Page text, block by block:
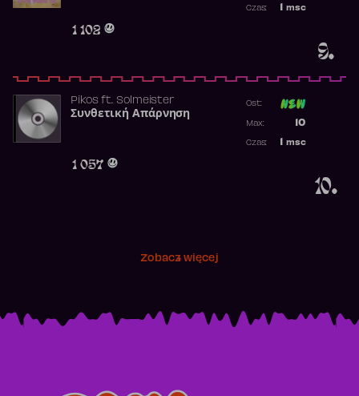
9.
1 102
msc
Czas:
10.
Pikosft. Solmeister
Συνθετική Απάρνηση
1 057
Ost:
10
Max:
msc
Czas:
Zobacz więcej